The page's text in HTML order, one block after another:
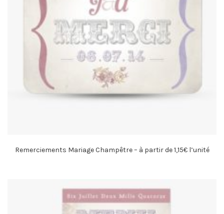
Remerciements Mariage Champêtre – à partir de 1,15€ l’unité